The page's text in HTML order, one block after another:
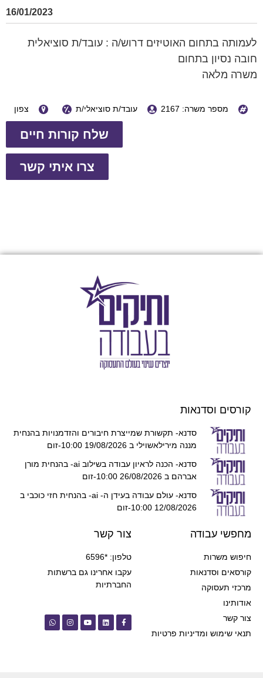
16/01/2023
לעמותה בתחום האוטיזים דרוש/ה : עובד/ת סוציאלית
חובה נסיון בתחום
משרה מלאה
מספר משרה: 2167 עובד/ת סוציאלי/ת צפון
שלח קורות חיים
צרו איתי קשר
קורסים וסדנאות
סדנא- תקשורת שמייצרת חיבורים והזדמנויות בהנחית
מננה מירילאשוילי ב 19/08/2026 10:00-זום
סדנא- הכנה לראיון עבודה בשילוב ai- בהנחית מורן
אברהם ב 26/08/2026 10:00-זום
סדנא- עולם עבודה בעידן ה- ai- בהנחית חזי כוכבי ב
12/08/2026 10:00-זום
מחפשי עבודה
חיפוש משרות
קורסאים וסדנאות
מרכזי תעסוקה
אודותינו
צור קשר
תנאי שימוש ומדיניות פרטיות
צור קשר
טלפון: *6596
עקבו אחרינו גם ברשתות
החברתיות